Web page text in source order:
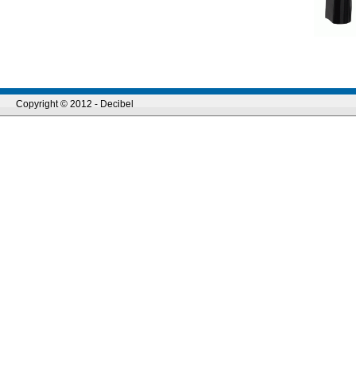
Copyright © 2012 - Decibel